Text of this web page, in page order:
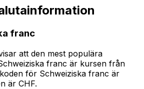
franc
att den mest populära
franc är kursen från
för Schweiziska franc är
är CHF.